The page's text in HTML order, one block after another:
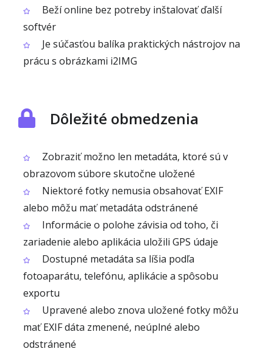
Beží online bez potreby inštalovať ďalší
softvér
Je súčasťou balíka praktických nástrojov na
prácu s obrázkami i2IMG
Dôležité obmedzenia
Zobraziť možno len metadáta, ktoré sú v
obrazovom súbore skutočne uložené
Niektoré fotky nemusia obsahovať EXIF
alebo môžu mať metadáta odstránené
Informácie o polohe závisia od toho, či
zariadenie alebo aplikácia uložili GPS údaje
Dostupné metadáta sa líšia podľa
fotoaparátu, telefónu, aplikácie a spôsobu
exportu
Upravené alebo znova uložené fotky môžu
mať EXIF dáta zmenené, neúplné alebo
odstránené